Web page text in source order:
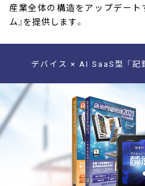
産業全体の構造をアップデート
ム』を提供します。
デバイス × AI SaaS型 「記